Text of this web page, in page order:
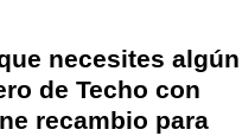
necesites algún
de Techo con
recambio para